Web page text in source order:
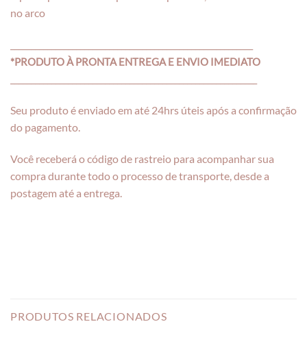
no arco
*PRODUTO À PRONTA ENTREGA E ENVIO IMEDIATO
Seu produto é enviado em até 24hrs úteis após a confirmação
do pagamento.
Você receberá o código de rastreio para acompanhar sua
compra durante todo o processo de transporte, desde a
postagem até a entrega.
PRODUTOS RELACIONADOS